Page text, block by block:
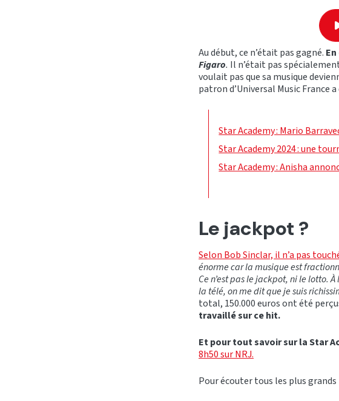
Au début, ce n’était pas gagné.
Figaro. Il n’était pas
voulait pas que sa musique
patron d’Universal Music France
Star Academy : Mario
Star Academy 2024 : une
Star Academy : Anisha
Le jackpot ?
Selon Bob Sinclar, il n’a pas
énorme car la musique est
Ce n’est pas le jackpot, ni le lotto.
la télé, on me dit que je suis
total, 150.000 euros ont été
travaillé sur ce hit.
Et pour tout savoir sur la Star
8h50 sur NRJ.
Pour écouter tous les plus grands